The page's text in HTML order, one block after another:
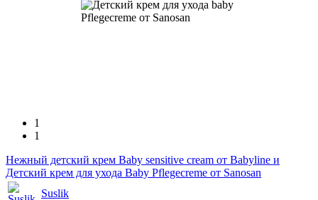
1
1
Нежный детский крем Baby sensitive cream от Babyline и
Детский крем для ухода Baby Pflegecreme от Sanosan
Suslik